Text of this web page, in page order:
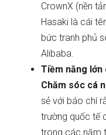
CrownX (nền
Hasaki là cái
bức tranh phủ
Alibaba.
Tiềm năng
Chăm sóc cá
sẻ với báo chí
trường quốc tế
trong các năm